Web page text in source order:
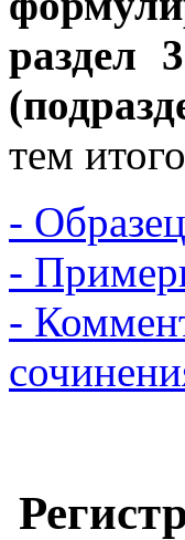
раздел
тем
-
-
-